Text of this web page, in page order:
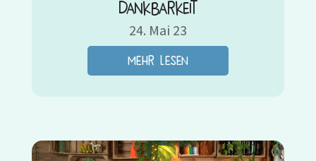
Dankbarkeit
24. Mai 23
mehr lesen